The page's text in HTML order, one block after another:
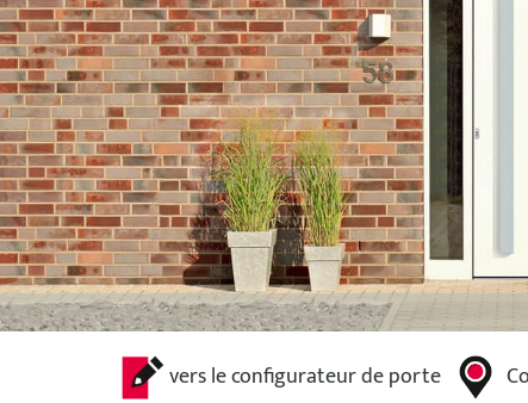
vers le configurateur de porte